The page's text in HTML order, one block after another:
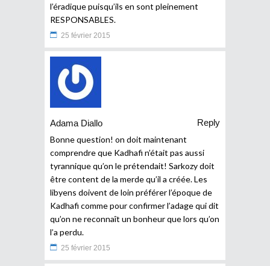
l’éradique puisqu’ils en sont pleinement
RESPONSABLES.
25 février 2015
Adama Diallo
Reply
Bonne question! on doit maintenant
comprendre que Kadhafi n’était pas aussi
tyrannique qu’on le prétendait! Sarkozy doit
être content de la merde qu’il a créée. Les
libyens doivent de loin préférer l’époque de
Kadhafi comme pour confirmer l’adage qui dit
qu’on ne reconnaît un bonheur que lors qu’on
l’a perdu.
25 février 2015